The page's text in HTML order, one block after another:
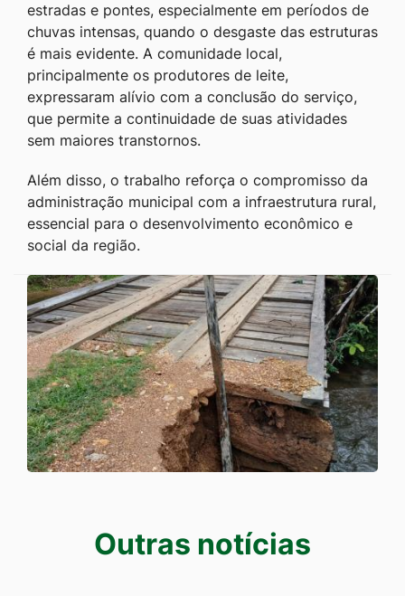
estradas e pontes, especialmente em períodos de
chuvas intensas, quando o desgaste das estruturas
é mais evidente. A comunidade local,
principalmente os produtores de leite,
expressaram alívio com a conclusão do serviço,
que permite a continuidade de suas atividades
sem maiores transtornos.
Além disso, o trabalho reforça o compromisso da
administração municipal com a infraestrutura rural,
essencial para o desenvolvimento econômico e
social da região.
Outras notícias
Outras notícias